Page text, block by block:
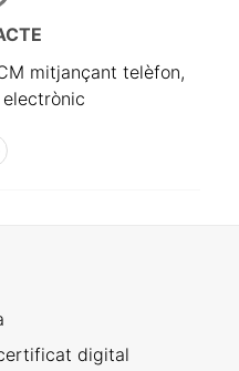
mitjançant telèfon,
digital